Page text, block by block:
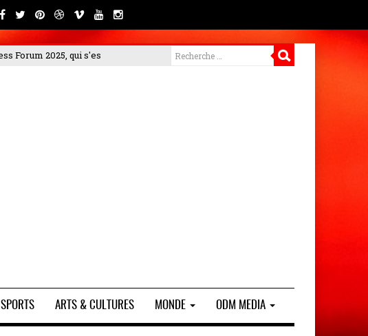
PORTEO BTP met en garde contre les arnaques et rappelle la gratuité de son
SPORTS ARTS & CULTURES MONDE ODM MEDIA